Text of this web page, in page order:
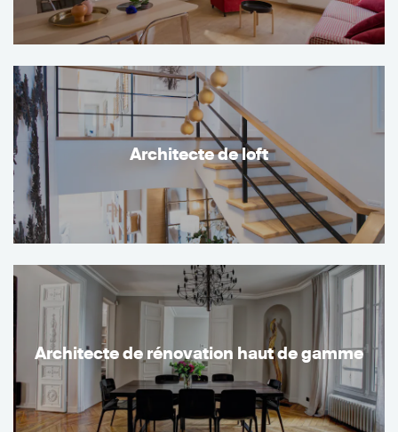
Architecte de loft
Architecte de rénovation haut de gamme